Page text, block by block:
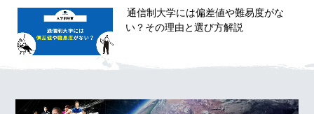
通信制大学には偏差値や難易度がな
い？その理由と選び方解説